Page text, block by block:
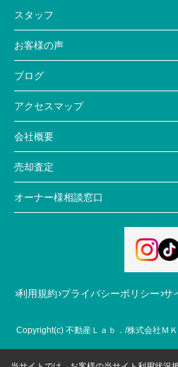
スタッフ
お客様の声
ブログ
アクセスマップ
会社概要
売却査定
オーナー様相談窓口
利用規約 プライバシーポリシー サ
Copyright(c) 不動産Ｌａｂ．/株式会社Ｍ